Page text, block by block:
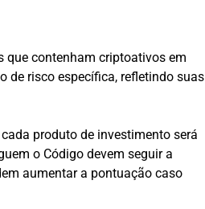
que contenham criptoativos em
de risco específica, refletindo suas
produto de investimento será
o Código devem seguir a
aumentar a pontuação caso